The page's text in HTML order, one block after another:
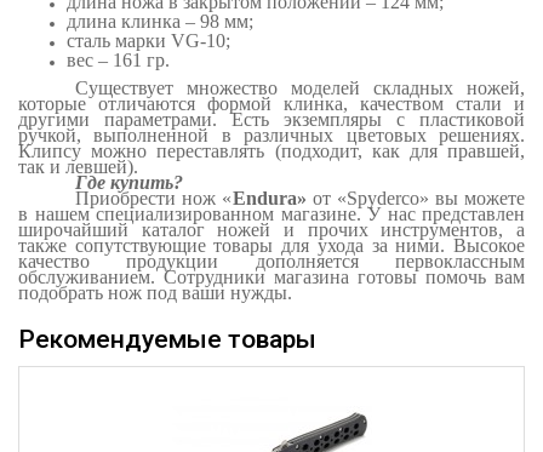
длина клинка – 98 мм;
сталь марки VG-10;
вес – 161 гр.
Существует множество моделей складных ножей,
которые отличаются формой клинка, качеством стали и
другими параметрами. Есть экземпляры с пластиковой
ручкой, выполненной в различных цветовых решениях.
Клипсу можно переставлять (подходит, как для правшей,
так и левшей).
Где купить?
Приобрести нож «Endura» от «Spyderco» вы можете
в нашем специализированном магазине. У нас представлен
широчайший каталог ножей и прочих инструментов, а
также сопутствующие товары для ухода за ними. Высокое
качество продукции дополняется первоклассным
обслуживанием. Сотрудники магазина готовы помочь вам
подобрать нож под ваши нужды.
Рекомендуемые товары